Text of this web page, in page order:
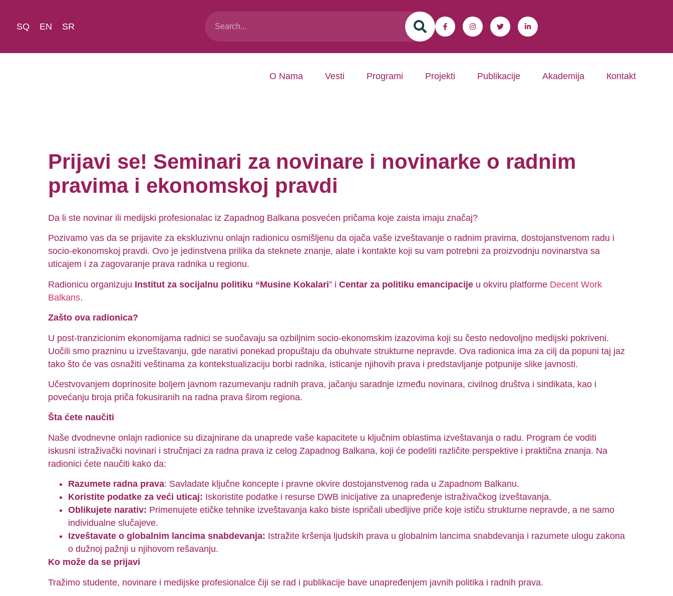
SQ EN SR
O Nama Vesti Programi Projekti Publikacije Akademija Коntakt
Prijavi se! Seminari za novinare i novinarke o radnim
pravima i ekonomskoj pravdi
Da li ste novinar ili medijski profesionalac iz Zapadnog Balkana posvećen pričama koje zaista imaju značaj?
Pozivamo vas da se prijavite za ekskluzivnu onlajn radionicu osmišljenu da ojača vaše izveštavanje o radnim pravima, dostojanstvenom radu i
socio-ekonomskoj pravdi. Ovo je jedinstvena prilika da steknete znanje, alate i kontakte koji su vam potrebni za proizvodnju novinarstva sa
uticajem i za zagovaranje prava radnika u regionu.
Radionicu organizuju Institut za socijalnu politiku “Musine Kokalari” i Centar za politiku emancipacije u okviru platforme Decent Work
Balkans.
Zašto ova radionica?
U post-tranzicionim ekonomijama radnici se suočavaju sa ozbiljnim socio-ekonomskim izazovima koji su često nedovoljno medijski pokriveni.
Uočili smo prazninu u izveštavanju, gde narativi ponekad propuštaju da obuhvate strukturne nepravde. Ova radionica ima za cilj da popuni taj jaz
tako što će vas osnažiti veštinama za kontekstualizaciju borbi radnika, isticanje njihovih prava i predstavljanje potpunije slike javnosti.
Učestvovanjem doprinosite boljem javnom razumevanju radnih prava, jačanju saradnje između novinara, civilnog društva i sindikata, kao i
povećanju broja priča fokusiranih na radna prava širom regiona.
Šta ćete naučiti
Naše dvodnevne onlajn radionice su dizajnirane da unaprede vaše kapacitete u ključnim oblastima izveštavanja o radu. Program će voditi
iskusni istraživački novinari i stručnjaci za radna prava iz celog Zapadnog Balkana, koji će podeliti različite perspektive i praktična znanja. Na
radionici ćete naučiti kako da:
Razumete radna prava: Savladate ključne koncepte i pravne okvire dostojanstvenog rada u Zapadnom Balkanu.
Koristite podatke za veći uticaj: Iskoristite podatke i resurse DWB inicijative za unapređenje istraživačkog izveštavanja.
Oblikujete narativ: Primenujete etičke tehnike izveštavanja kako biste ispričali ubedljive priče koje ističu strukturne nepravde, a ne samo
individualne slučajeve.
Izveštavate o globalnim lancima snabdevanja: Istražite kršenja ljudskih prava u globalnim lancima snabdevanja i razumete ulogu zakona
o dužnoj pažnji u njihovom rešavanju.
Ko može da se prijavi
Tražimo studente, novinare i medijske profesionalce čiji se rad i publikacije bave unapređenjem javnih politika i radnih prava.